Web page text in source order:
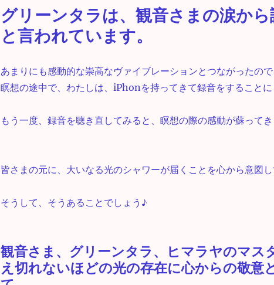
グリーンタラは、観音さまの涙から
と言われています。
あまりにも感動的な崇高なヴァイブレーションとつながったので
瞑想の途中で、わたしは、iPhonを持ってきて録音をすることに
もう一度、録音を聴き直してみると、瞑想の際の感動が蘇ってき
皆さまの元に、大いなる光のシャワーが届くことを心から意図
そうして、そうあることでしょう♪
観音さま、グリーンタラ、ヒマラヤのマス
え切れないほどの光の存在に心からの敬意